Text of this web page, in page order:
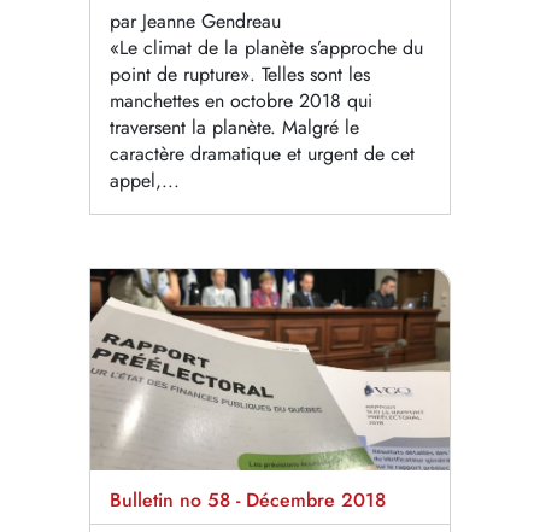
par Jeanne Gendreau
«Le climat de la planète s’approche du
point de rupture». Telles sont les
manchettes en octobre 2018 qui
traversent la planète. Malgré le
caractère dramatique et urgent de cet
appel,...
Bulletin no 58 - Décembre 2018